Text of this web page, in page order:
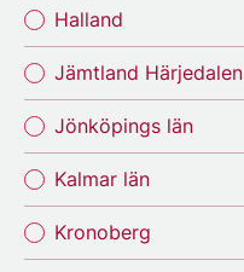
Halland
Jämtland Härjedalen
Jönköpings län
Kalmar län
Kronoberg